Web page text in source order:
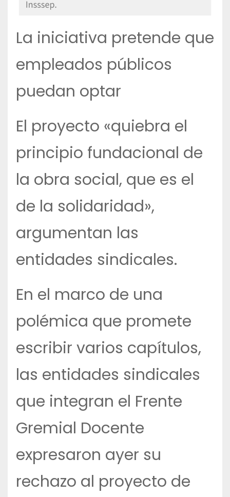
La iniciativa pretende que
empleados públicos
puedan optar
El proyecto «quiebra el
principio fundacional de
la obra social, que es el
de la solidaridad»,
argumentan las
entidades sindicales.
En el marco de una
polémica que promete
escribir varios capítulos,
las entidades sindicales
que integran el Frente
Gremial Docente
expresaron ayer su
rechazo al proyecto de